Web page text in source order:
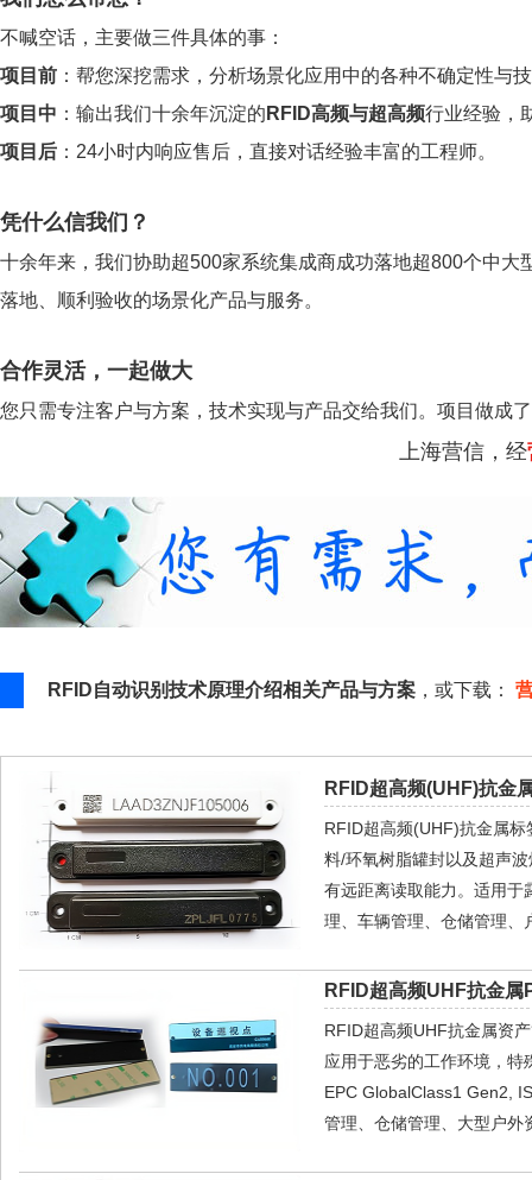
不喊空话，主要做三件具体的事：
项目前 ：帮您深挖需求，分析场景化应用中的各种不确定性与
项目中 ：输出我们十余年沉淀的 RFID高频与超高频行业经验，
项目后 ：24小时内响应售后，直接对话经验丰富的工程师。
凭什么信我们？
十余年来，我们协助超500家系统集成商成功落地超800个中大
落地、顺利验收的场景化产品与服务。
合作灵活，一起做大
您只需专注客户与方案，技术实现与产品交给我们。项目做成
上海营信，经
RFID自动识别技术原理介绍相关产品与方案 ，或下载：
RFID超高频(UHF)抗金
RFID超高频(UHF)抗金属
料/环氧树脂罐封以及超声
有远距离读取能力。适用于
理、车辆管理、仓储管理、
RFID超高频UHF抗金
RFID超高频UHF抗金属资
应用于恶劣的工作环境，
EPC GlobalClass1 Gen2,
管理、仓储管理、大型户外